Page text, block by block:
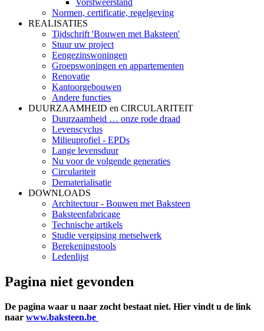
Vorstweerstand
Normen, certificatie, regelgeving
REALISATIES
Tijdschrift 'Bouwen met Baksteen'
Stuur uw project
Eengezinswoningen
Groepswoningen en appartementen
Renovatie
Kantoorgebouwen
Andere functies
DUURZAAMHEID en CIRCULARITEIT
Duurzaamheid … onze rode draad
Levenscyclus
Milieuprofiel - EPDs
Lange levensduur
Nu voor de volgende generaties
Circulariteit
Dematerialisatie
DOWNLOADS
Architectuur - Bouwen met Baksteen
Baksteenfabricage
Technische artikels
Studie vergipsing metselwerk
Berekeningstools
Ledenlijst
Pagina niet gevonden
De pagina waar u naar zocht bestaat niet. Hier vindt u de link
naar www.baksteen.be